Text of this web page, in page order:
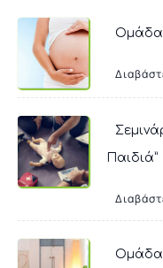
Ομάδα
Παιδιά”
Ομάδα